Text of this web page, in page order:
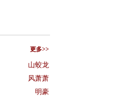
更多>>
山蛟龙
风萧萧
明豪